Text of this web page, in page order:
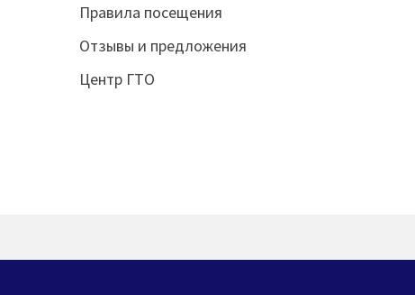
Правила посещения
Отзывы и предложения
Центр ГТО